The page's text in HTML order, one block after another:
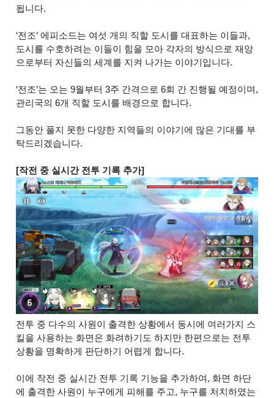
됩니다.
‘전조’ 에피소드는 여섯 개의 직할 도시를 대표하는 이들과,
도시를 수호하려는 이들이 힘을 모아 각자의 방식으로 재앙
으로부터 자신들의 세계를 지켜 나가는 이야기입니다.
‘전조’는 오는 9월부터 3주 간격으로 6회 간 진행될 예정이며,
관리국의 6개 직할 도시를 배경으로 합니다.
그동안 풀지 못한 다양한 지역들의 이야기에 많은 기대를 부
탁드리겠습니다.
[작전 중 실시간 전투 기록 추가]
전투 중 다수의 사원이 출격한 상황에서 동시에 여러가지 스
킬을 사용하는 화면은 화려하기도 하지만 한편으로는 전투
상황을 명확하게 판단하기 어렵게 합니다.
이에 작전 중 실시간 전투 기록 기능을 추가하여, 화면 하단
에 출격한 사원이 누구에게 피해를 주고, 누구를 처치하였는